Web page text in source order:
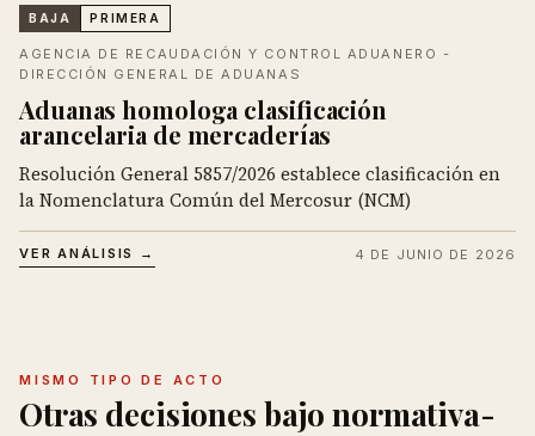
BAJA PRIMERA
AGENCIA DE RECAUDACIÓN Y CONTROL ADUANERO -
DIRECCIÓN GENERAL DE ADUANAS
Aduanas homologa clasificación
arancelaria de mercaderías
Resolución General 5857/2026 establece clasificación en
la Nomenclatura Común del Mercosur (NCM)
VER ANÁLISIS → 4 DE JUNIO DE 2026
MISMO TIPO DE ACTO
Otras decisiones bajo normativa-